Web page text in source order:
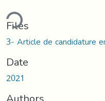
Files
3- Article de candidature
Date
2021